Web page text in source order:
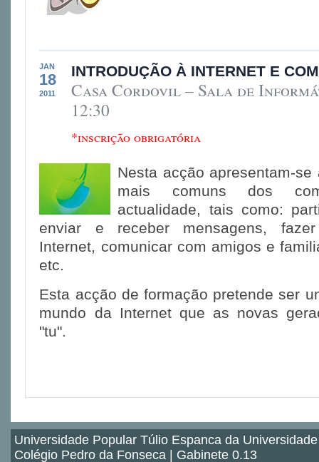
JAN
18
2011
INTRODUÇÃO À INTERNET E
Casa Cordovil – Sala de
12:30
*inscrição obrigatória
Nesta acção apresentam-
mais comuns dos
actualidade, tais como:
enviar e receber mensagens,
Internet, comunicar com amigos e
etc.
Esta acção de formação pretende ser
mundo da Internet que as novas
"tu".
Universidade Popular Túlio Espanca da
Colégio Pedro da Fonseca | Gabinete 0.13